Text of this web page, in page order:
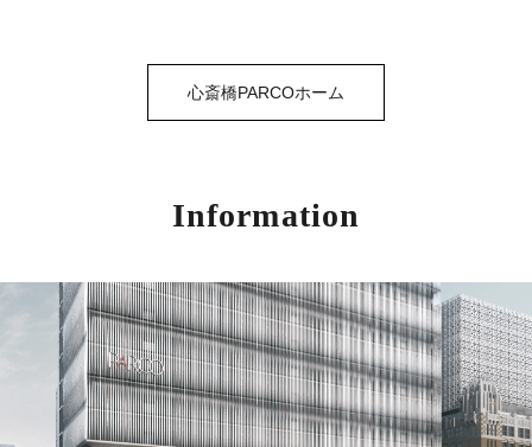
心斎橋PARCOホーム
Information